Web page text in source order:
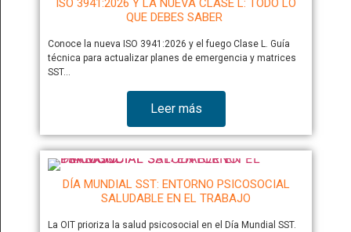
ISO 3941:2026 Y LA NUEVA CLASE L: TODO LO
QUE DEBES SABER
Conoce la nueva ISO 3941:2026 y el fuego Clase L. Guía
técnica para actualizar planes de emergencia y matrices
SST…
Leer más
DÍA MUNDIAL SST: ENTORNO PSICOSOCIAL
SALUDABLE EN EL TRABAJO
La OIT prioriza la salud psicosocial en el Día Mundial SST.